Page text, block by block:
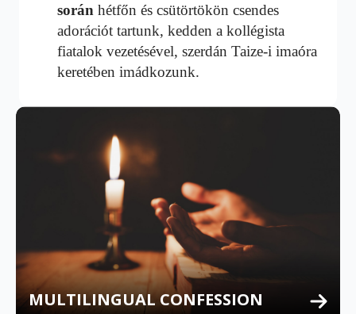
soránhétfőn és csütörtökön csendes
adorációt tartunk, kedden a kollégista
fiatalok vezetésével, szerdán Taize-i imaóra
keretében imádkozunk.
MULTILINGUAL CONFESSION